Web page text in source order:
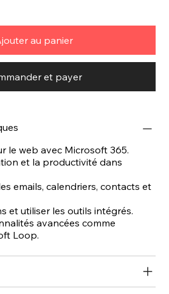
au panier
et payer
le web avec Microsoft 365.
et la productivité dans
emails, calendriers, contacts et
et utiliser les outils intégrés.
avancées comme
Loop.